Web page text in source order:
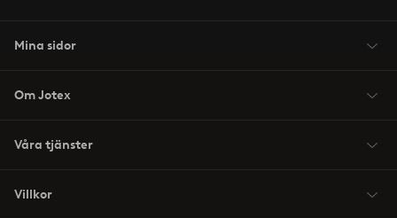
Mina sidor
Om Jotex
Våra tjänster
Villkor